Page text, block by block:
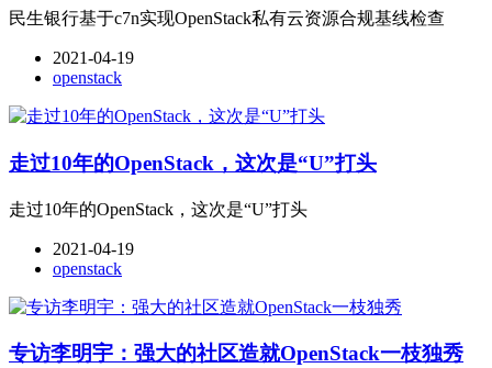
民生银行基于c7n实现OpenStack私有云资源合规基线检查
2021-04-19
openstack
走过10年的OpenStack，这次是“U”打头
走过10年的OpenStack，这次是“U”打头
2021-04-19
openstack
专访李明宇：强大的社区造就OpenStack一枝独秀